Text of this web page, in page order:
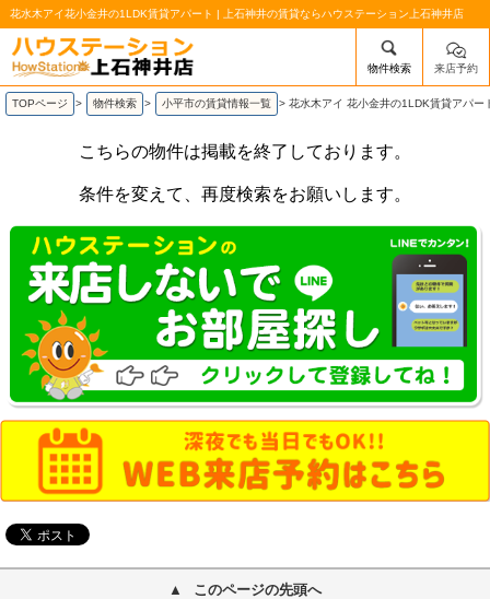
花水木アイ花小金井の1LDK賃貸アパート | 上石神井の賃貸ならハウステーション上石神井店
/mobile_img/head-logo.png
物件検索 来店予約
TOPページ > 物件検索 > 小平市の賃貸情報一覧 > 花水木アイ 花小金井の1LDK賃貸アパー
こちらの物件は掲載を終了しております。
条件を変えて、再度検索をお願いします。
このページの先頭へ